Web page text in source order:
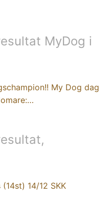
MyDog i
My Dog dag
14/12 SKK